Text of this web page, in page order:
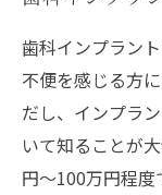
歯科インプラン
不便を感じる方
だし、インプラ
いて知ることが
円～100万円程度